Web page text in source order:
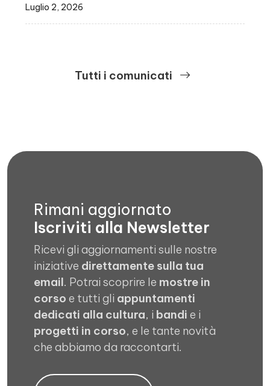
Luglio 2, 2026
Tutti i comunicati
Rimani aggiornato
Iscriviti alla Newsletter
Ricevi gli aggiornamenti sulle nostre
iniziative direttamente sulla tua
email. Potrai scoprire le mostre in
corso e tutti gli appuntamenti
dedicati alla cultura, i bandi e i
progetti in corso, e le tante novità
che abbiamo da raccontarti.